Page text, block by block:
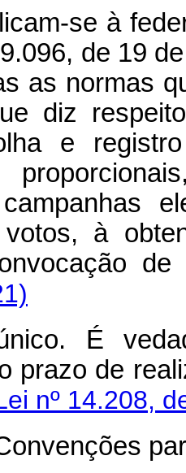
se à
de 19
as normas
diz
e
à
É
prazo de
nº 14.208,